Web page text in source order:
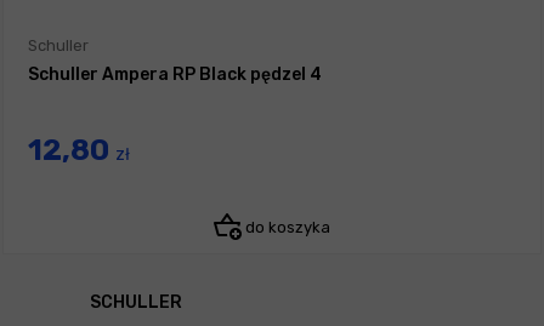
Schuller
Schuller Ampera RP Black pędzel 4
12,80 zł
do koszyka
SCHULLER